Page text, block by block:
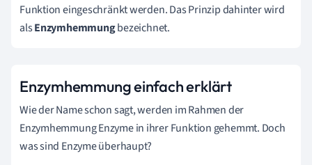
Funktion eingeschränkt werden. Das Prinzip dahinter wird
alsEnzymhemmungbezeichnet.
Enzymhemmung einfach erklärt
Wie der Name schon sagt, werden im Rahmen der
Enzymhemmung Enzyme in ihrer Funktion gehemmt. Doch
was sind Enzyme überhaupt?